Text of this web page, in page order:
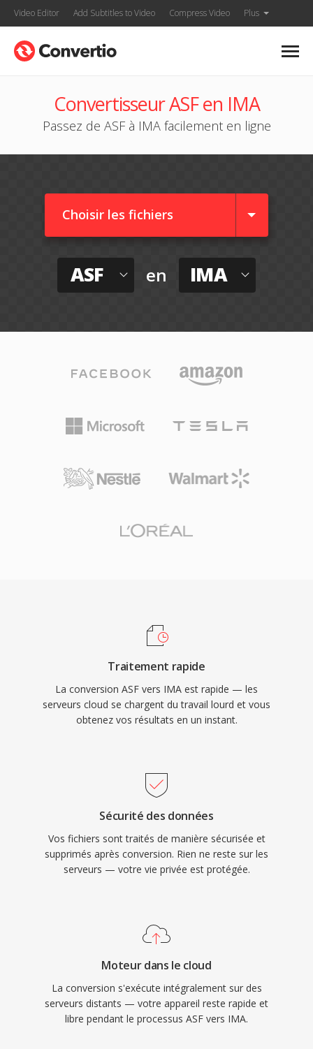
Video Editor Add Subtitles to Video Compress Video Plus
Convertisseur ASF en IMA
Passez de ASF à IMA facilement en ligne
Choisir les fichiers
ASF en IMA
Traitement rapide
La conversion ASF vers IMA est rapide — les
serveurs cloud se chargent du travail lourd et vous
obtenez vos résultats en un instant.
Sécurité des données
Vos fichiers sont traités de manière sécurisée et
supprimés après conversion. Rien ne reste sur les
serveurs — votre vie privée est protégée.
Moteur dans le cloud
La conversion s'exécute intégralement sur des
serveurs distants — votre appareil reste rapide et
libre pendant le processus ASF vers IMA.